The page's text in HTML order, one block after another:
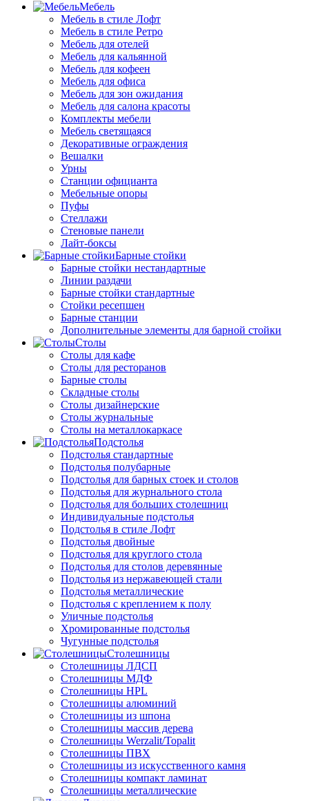
Мебель
Мебель в стиле Лофт
Мебель в стиле Ретро
Мебель для отелей
Мебель для кальянной
Мебель для кофеен
Мебель для офиса
Мебель для зон ожидания
Мебель для салона красоты
Комплекты мебели
Мебель светящаяся
Декоративные ограждения
Вешалки
Урны
Станции официанта
Мебельные опоры
Пуфы
Стеллажи
Стеновые панели
Лайт-боксы
Барные стойки
Барные стойки нестандартные
Линии раздачи
Барные стойки стандартные
Стойки ресепшен
Барные станции
Дополнительные элементы для барной стойки
Столы
Столы для кафе
Столы для ресторанов
Барные столы
Складные столы
Столы дизайнерские
Столы журнальные
Столы на металлокаркасе
Подстолья
Подстолья стандартные
Подстолья полубарные
Подстолья для барных стоек и столов
Подстолья для журнального стола
Подстолья для больших столешниц
Индивидуальные подстолья
Подстолья в стиле Лофт
Подстолья двойные
Подстолья для круглого стола
Подстолья для столов деревянные
Подстолья из нержавеющей стали
Подстолья металлические
Подстолья с креплением к полу
Уличные подстолья
Хромированные подстолья
Чугунные подстолья
Столешницы
Столешницы ЛДСП
Столешницы МДФ
Столешницы HPL
Столешницы алюминий
Столешницы из шпона
Столешницы массив дерева
Столешницы Werzalit/Topalit
Столешницы ПВХ
Столешницы из искусственного камня
Столешницы компакт ламинат
Столешницы металлические